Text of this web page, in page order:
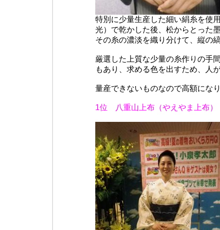
特別に少量生産した細い絹糸を使
光）で乾かした後、松からとった
その糸の濃淡を織り分けて、縦の
厳選した上質な少量の糸作りの手
もあり、求める色を出すため、人
量産できないものなので高額にな
1位 八重山上布（やえやま上